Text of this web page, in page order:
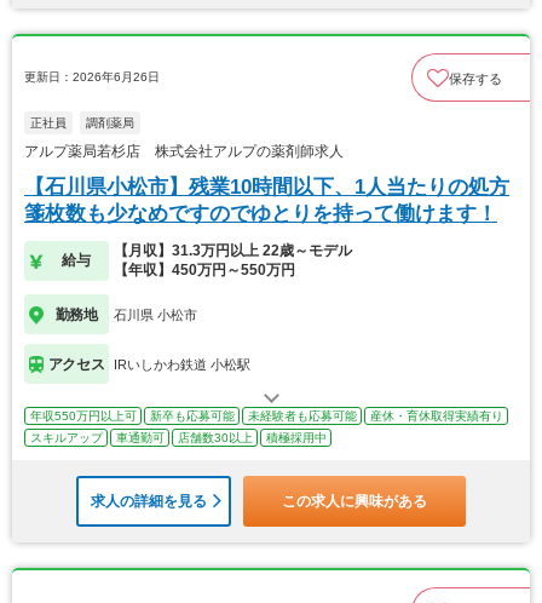
更新日：2026年6月26日 保存する
正社員 調剤薬局
アルプ薬局若杉店 株式会社アルプの薬剤師求人
【石川県小松市】残業10時間以下、1人当たりの処方
箋枚数も少なめですのでゆとりを持って働けます！
給与
【月収】31.3万円以上 22歳～モデル
【年収】450万円～550万円
勤務地 石川県 小松市
アクセス IRいしかわ鉄道 小松駅
年収550万円以上可 新卒も応募可能 未経験者も応募可能
産休・育休取得実績有り
スキルアップ
車通勤可 店舗数30以上 積極採用中
求人の詳細を見る この求人に興味がある